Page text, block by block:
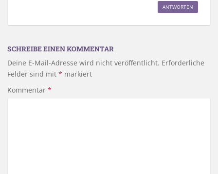
ANTWORTEN
SCHREIBE EINEN KOMMENTAR
Deine E-Mail-Adresse wird nicht veröffentlicht. Erforderliche
Felder sind mit * markiert
Kommentar *